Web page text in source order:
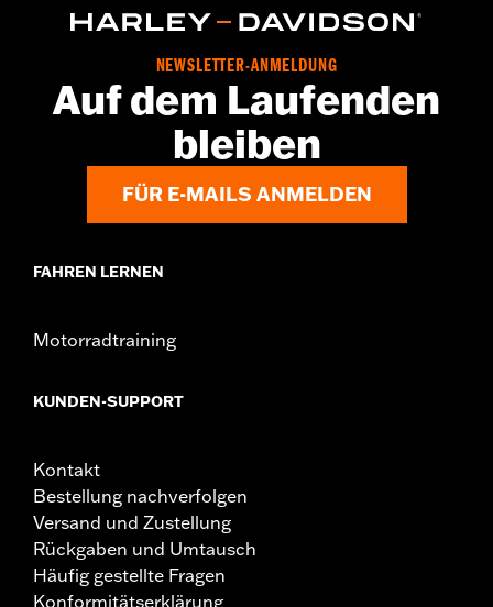
Kauf von Soziusfußrastenhalterungen erforderlich.
Installationsanleitung
Fahrerposition: Sozius
In Einheiten erhältlich:Paar
Linke und rechte Fußraste und Installationsanleitung
NEWSLETTER-ANMELDUNG
Auf dem Laufenden
bleiben
FÜR E-MAILS ANMELDEN
FAHREN LERNEN
Motorradtraining
KUNDEN-SUPPORT
Kontakt
Bestellung nachverfolgen
Versand und Zustellung
Rückgaben und Umtausch
Häufig gestellte Fragen
Konformitätserklärung